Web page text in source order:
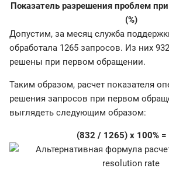
Показатель разрешения проблем
(%)
Допустим, за месяц служба
обработала 1265 запросов. Из них
решены при первом обращении.
Таким образом, расчет показателя
решения запросов при первом
выглядеть следующим образом:
(832 / 1265) x 100% =